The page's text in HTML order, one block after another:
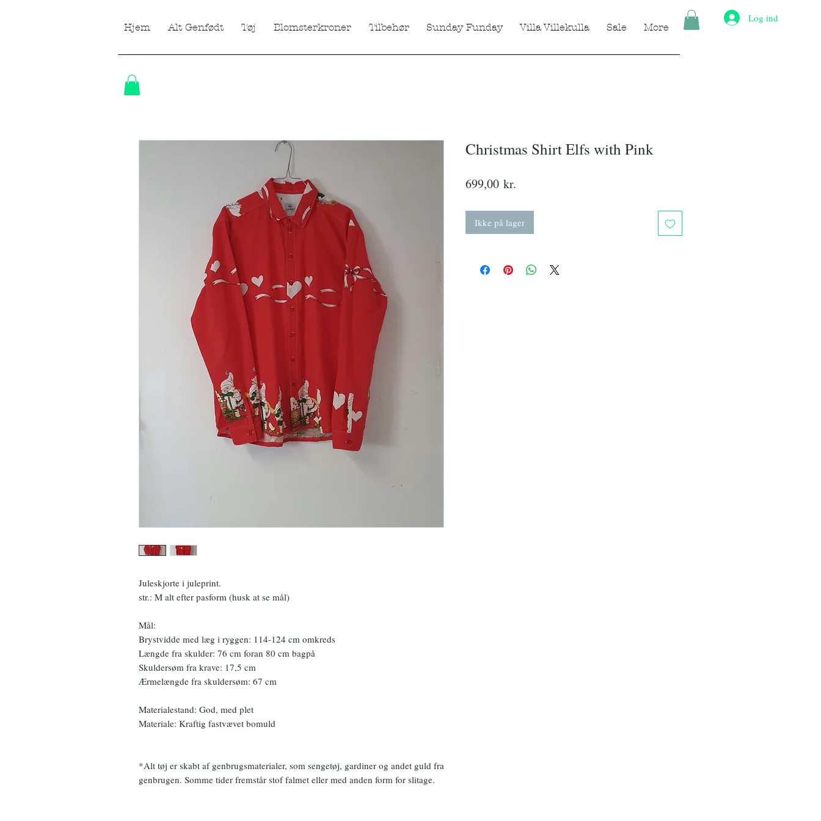
Hjem Alt Genfødt Tøj Blomsterkroner Tilbehør Sunday Funday Villa Villekulla Sale More
Log ind
Juleskjorte i juleprint.
str.: M alt efter pasform (husk at se mål)
Mål:
Brystvidde med læg i ryggen: 114-124 cm omkreds
Længde fra skulder: 76 cm foran 80 cm bagpå
Skuldersøm fra krave: 17,5 cm
Ærmelængde fra skuldersøm: 67 cm
Materialestand: God, med plet
Materiale: Kraftig fastvævet bomuld
*Alt tøj er skabt af genbrugsmaterialer, som sengetøj, gardiner og andet guld fra
genbrugen. Somme tider fremstår stof falmet eller med anden form for slitage.
Christmas Shirt Elfs with Pink
699,00 kr.
Ikke på lager